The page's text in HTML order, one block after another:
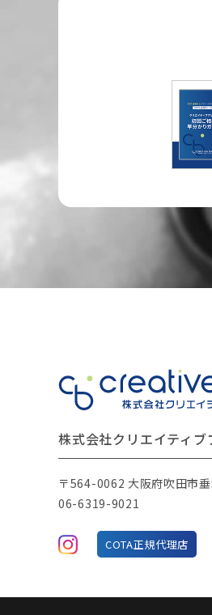
株式会社クリエイティブ
〒564-0062 大阪府吹田市
06-6319-9021
COTA正規代理店